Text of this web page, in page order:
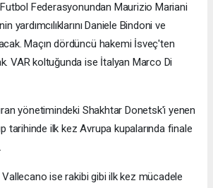
Futbol Federasyonundan Maurizio Mariani
yardımcılıklarını Daniele Bindoni ve
Maçın dördüncü hakemi İsveç'ten
VAR koltuğunda ise İtalyan Marco Di
yönetimindeki Shakhtar Donetsk'i yenen
tarihinde ilk kez Avrupa kupalarında finale
ise rakibi gibi ilk kez mücadele